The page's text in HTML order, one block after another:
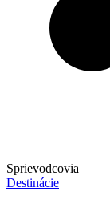
Sprievodcovia
Destinácie